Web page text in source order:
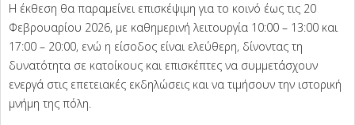
Η έκθεση θα παραμείνει επισκέψιμη για το κοινό έως τις 20
Φεβρουαρίου 2026, με καθημερινή λειτουργία 10:00 – 13:00 και
17:00 – 20:00, ενώ η είσοδος είναι ελεύθερη, δίνοντας τη
δυνατότητα σε κατοίκους και επισκέπτες να συμμετάσχουν
ενεργά στις επετειακές εκδηλώσεις και να τιμήσουν την ιστορική
μνήμη της πόλη.